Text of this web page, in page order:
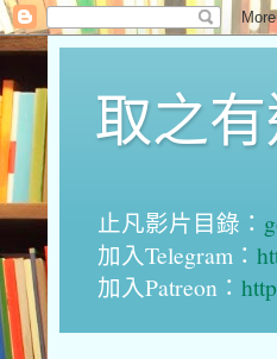
取之
止凡影片目錄：
加入Telegram：
加入Patreon：